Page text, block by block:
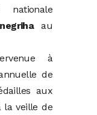
nationale
au
à
de
aux
la veille de